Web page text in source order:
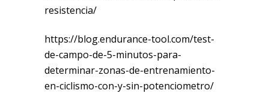
resistencia/
https://blog.endurance-tool.com/test-
de-campo-de-5-minutos-para-
determinar-zonas-de-entrenamiento-
en-ciclismo-con-y-sin-potenciometro/